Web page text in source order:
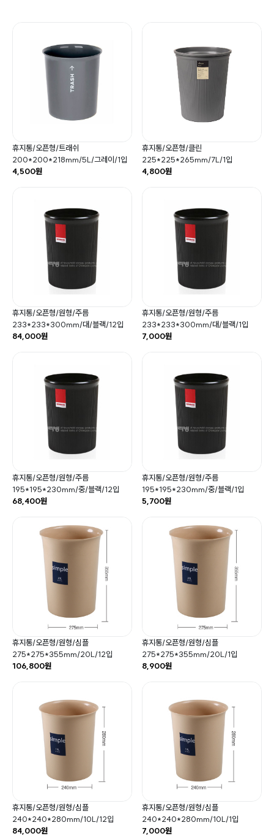
휴지통/오픈형/트래쉬
200*200*218mm/5L/그레이/1입
4,500원
휴지통/오픈형/클린
225*225*265mm/7L/1입
4,800원
휴지통/오픈형/원형/주름
233*233*300mm/대/블랙/12입
84,000원
휴지통/오픈형/원형/주름
233*233*300mm/대/블랙/1입
7,000원
휴지통/오픈형/원형/주름
195*195*230mm/중/블랙/12입
68,400원
휴지통/오픈형/원형/주름
195*195*230mm/중/블랙/1입
5,700원
휴지통/오픈형/원형/심플
275*275*355mm/20L/12입
106,800원
휴지통/오픈형/원형/심플
275*275*355mm/20L/1입
8,900원
휴지통/오픈형/원형/심플
240*240*280mm/10L/12입
84,000원
휴지통/오픈형/원형/심플
240*240*280mm/10L/1입
7,000원